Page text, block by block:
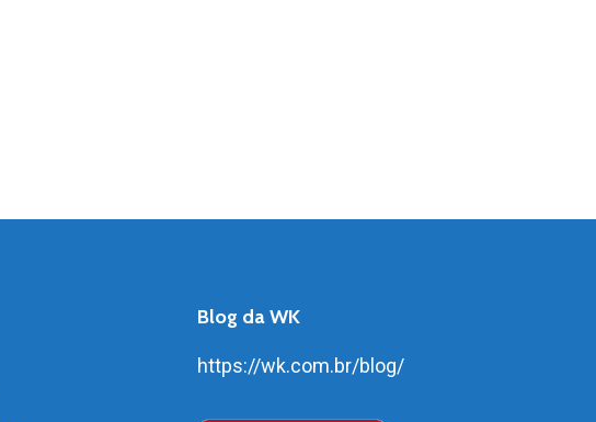
Blog da WK
https://wk.com.br/blog/